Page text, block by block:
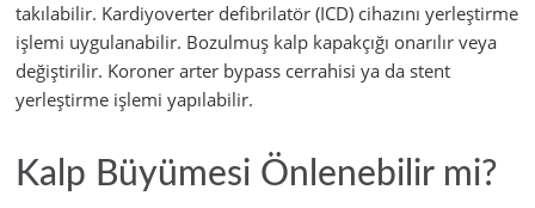
takılabilir. Kardiyoverter defibrilatör (ICD) cihazını yerleştirme
işlemi uygulanabilir. Bozulmuş kalp kapakçığı onarılır veya
değiştirilir. Koroner arter bypass cerrahisi ya da stent
yerleştirme işlemi yapılabilir.
Kalp Büyümesi Önlenebilir mi?